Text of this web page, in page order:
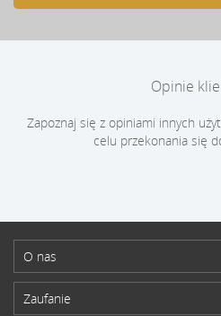
Opinie
Zapoznaj się z opiniami innych
celu przekonania się
O nas
Zaufanie